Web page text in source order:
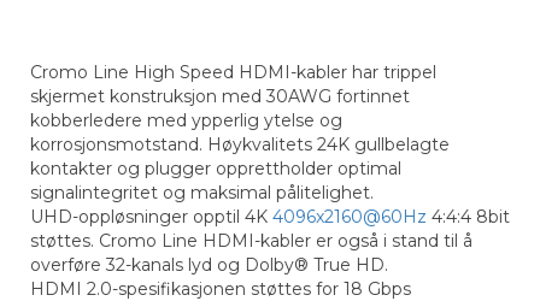
Cromo Line High Speed HDMI-kabler har trippel
skjermet konstruksjon med 30AWG fortinnet
kobberledere med ypperlig ytelse og
korrosjonsmotstand. Høykvalitets 24K gullbelagte
kontakter og plugger opprettholder optimal
signalintegritet og maksimal pålitelighet.
UHD-oppløsninger opptil 4K 4096x2160@60Hz 4:4:4 8bit
støttes. Cromo Line HDMI-kabler er også i stand til å
overføre 32-kanals lyd og Dolby® True HD.
HDMI 2.0-spesifikasjonen støttes for 18 Gbps